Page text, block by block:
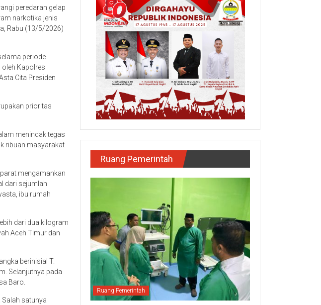
peredaran gelap
narkotika jenis
Rabu (13/5/2026)
periode
Kapolres
Cita Presiden
prioritas
menindak tegas
ribuan masyarakat
mengamankan
dari sejumlah
ibu rumah
dari dua kilogram
Aceh Timur dan
berinisial T.
Selanjutnya pada
Baro.
satunya
Ruang Pemerintah
Ruang Pemerintah